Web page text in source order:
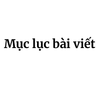
Mục lục bài viết